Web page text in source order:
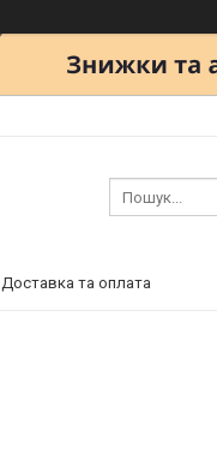
Доставка та оплата